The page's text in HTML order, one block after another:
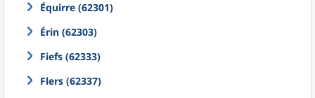
Équirre (62301)
Érin (62303)
Fiefs (62333)
Flers (62337)